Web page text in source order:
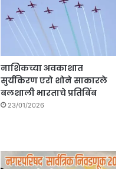
नाशिकच्या अवकाशात
सुर्यकिरण एरो शोने साकारले
बलशाली भारताचे प्रतिबिंब
23/01/2026